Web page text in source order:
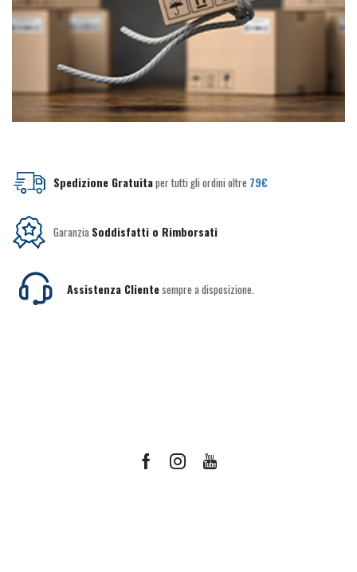
Spedizione Gratuitaper tutti gli ordini oltre 79€
Garanzia Soddisfatti o Rimborsati
Assistenza Clientesempre a disposizione.
FacebookInstagramYoutube